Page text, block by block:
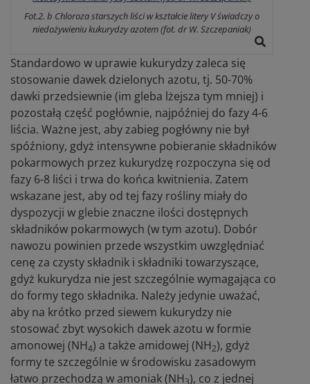
Fot.2. b Chloroza starszych liści w kształcie litery V świadczy o
niedożywieniu kukurydzy azotem (fot. dr W. Szczepaniak)
Standardowo w uprawie kukurydzy zaleca się
stosowanie dawek dzielonych azotu, tj. 50-70%
dawki przedsiewnie (im gleba lżejsza tym mniej) i
pozostałą część pogłównie, najpóźniej do fazy 4-6
liścia. Ważne jest, aby zabieg pogłówny nie był
spóźniony, gdyż intensywne pobieranie składników
pokarmowych przez kukurydzę rozpoczyna się od
fazy 6-8 liści i trwa do końca kwitnienia. Zatem
wskazane jest, aby od tej fazy rośliny miały do
dyspozycji w glebie znaczne ilości dostępnych
składników pokarmowych (w tym azotu). Dobór
nawozu powinien przede wszystkim uwzględniać
cenę za czysty składnik i składniki towarzyszące,
gdyż kukurydza nie jest szczególnie wymagająca co
do formy tego składnika. Należy jedynie uważać,
aby na krótko przed siewem kukurydzy nie
stosować zbyt wysokich dawek azotu w formie
amonowej (NH4) a także amidowej (NH2), gdyż
formy te szczególnie w środowisku zasadowym
łatwo przechodzą w amoniak (NH3), co z jednej